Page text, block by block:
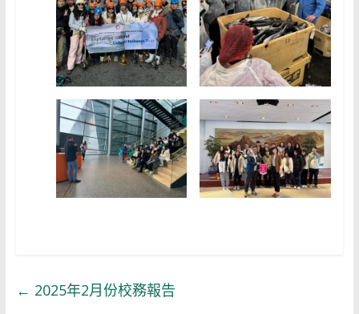
← 2025年2月份校務報告